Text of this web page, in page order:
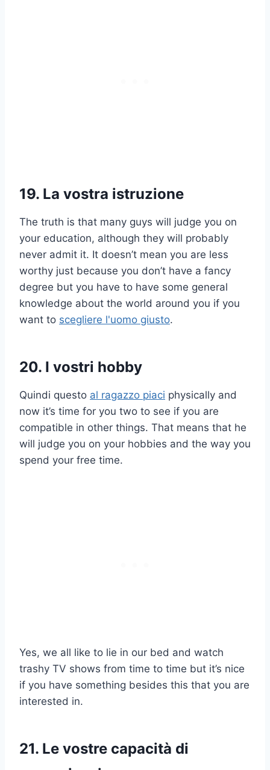
19. La vostra istruzione
The truth is that many guys will judge you on
your education, although they will probably
never admit it. It doesn’t mean you are less
worthy just because you don’t have a fancy
degree but you have to have some general
knowledge about the world around you if you
want to scegliere l'uomo giusto.
20. I vostri hobby
Quindi questo al ragazzo piaci physically and
now it’s time for you two to see if you are
compatible in other things. That means that he
will judge you on your hobbies and the way you
spend your free time.
Yes, we all like to lie in our bed and watch
trashy TV shows from time to time but it’s nice
if you have something besides this that you are
interested in.
21. Le vostre capacità di